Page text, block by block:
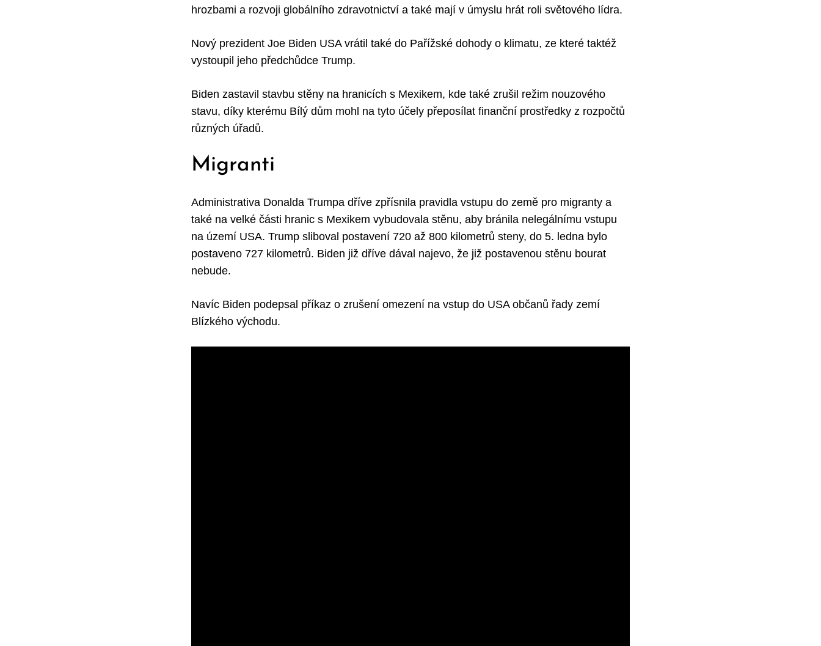
hrozbami a rozvoji globálního zdravotnictví a také mají v úmyslu hrát roli světového lídra.
Nový prezident Joe Biden USA vrátil také do Pařížské dohody o klimatu, ze které taktéž
vystoupil jeho předchůdce Trump.
Biden zastavil stavbu stěny na hranicích s Mexikem, kde také zrušil režim nouzového
stavu, díky kterému Bílý dům mohl na tyto účely přeposílat finanční prostředky z rozpočtů
různých úřadů.
Migranti
Administrativa Donalda Trumpa dříve zpřísnila pravidla vstupu do země pro migranty a
také na velké části hranic s Mexikem vybudovala stěnu, aby bránila nelegálnímu vstupu
na území USA. Trump sliboval postavení 720 až 800 kilometrů steny, do 5. ledna bylo
postaveno 727 kilometrů. Biden již dříve dával najevo, že již postavenou stěnu bourat
nebude.
Navíc Biden podepsal příkaz o zrušení omezení na vstup do USA občanů řady zemí
Blízkého východu.